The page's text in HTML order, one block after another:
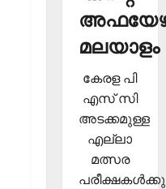
മലയാളം
കേരള പി
എസ് സി
അടക്കമുള്ള
എല്ലാ
മത്സര